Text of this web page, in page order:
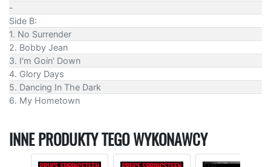
-
Side B:
1. No Surrender
2. Bobby Jean
3. I'm Goin' Down
4. Glory Days
5. Dancing In The Dark
6. My Hometown
INNE PRODUKTY TEGO WYKONAWCY